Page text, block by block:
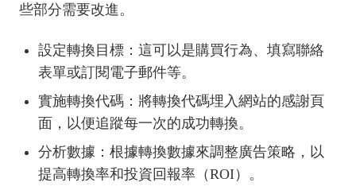
些部分需要改進。
設定轉換目標：這可以是購買行為、填寫聯絡
表單或訂閱電子郵件等。
實施轉換代碼：將轉換代碼埋入網站的感謝頁
面，以便追蹤每一次的成功轉換。
分析數據：根據轉換數據來調整廣告策略，以
提高轉換率和投資回報率（ROI）。